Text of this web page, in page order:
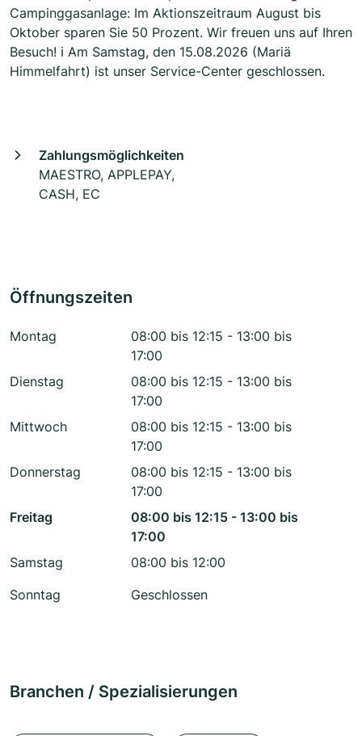
Campinggasanlage: Im Aktionszeitraum August bis
Oktober sparen Sie 50 Prozent. Wir freuen uns auf Ihren
Besuch! ℹ️ Am Samstag, den 15.08.2026 (Mariä
Himmelfahrt) ist unser Service-Center geschlossen.
Zahlungsmöglichkeiten
MAESTRO, APPLEPAY,
CASH, EC
Öffnungszeiten
Montag
08:00 bis 12:15 - 13:00 bis
17:00
Dienstag
08:00 bis 12:15 - 13:00 bis
17:00
Mittwoch
08:00 bis 12:15 - 13:00 bis
17:00
Donnerstag
08:00 bis 12:15 - 13:00 bis
17:00
Freitag
08:00 bis 12:15 - 13:00 bis
17:00
Samstag
08:00 bis 12:00
Sonntag
Geschlossen
Branchen / Spezialisierungen